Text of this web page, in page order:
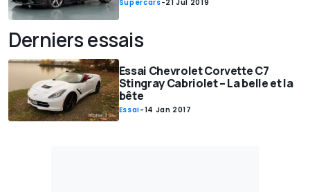
Supercars-21 Jul 2019
Derniers essais
Essai Chevrolet Corvette C7
Stingray Cabriolet – La belle et la
bête
Essai-14 Jan 2017